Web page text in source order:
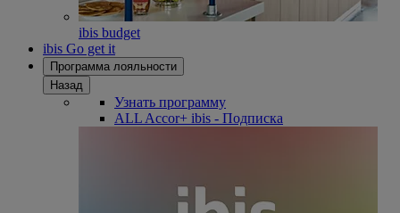
ibis budget
ibis Go get it
Программа лояльности
Назад
Узнать программу
ALL Accor+ ibis - Подписка